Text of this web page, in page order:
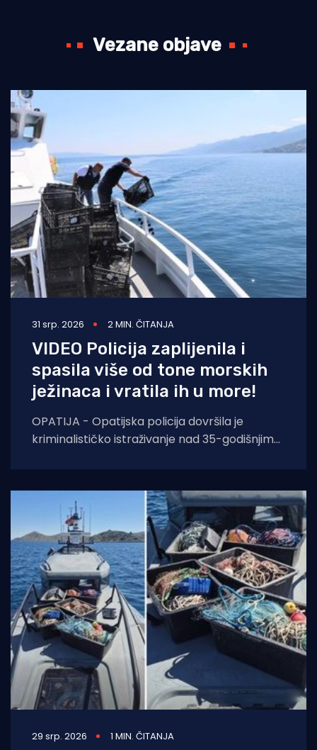
Vezane objave
31 srp. 2026 2 MIN. ČITANJA
VIDEO Policija zaplijenila i
spasila više od tone morskih
ježinaca i vratila ih u more!
OPATIJA - Opatijska policija dovršila je
kriminalističko istraživanje nad 35-godišnjim
29 srp. 2026 1 MIN. ČITANJA